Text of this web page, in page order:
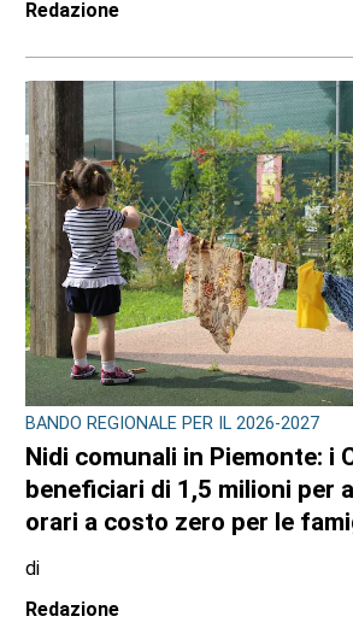
di
Redazione CRP
CONSIGLIO REGIONALE
A Palazzo Lascaris la mostra
Gazzera. Nel regno dei fiori
di
Redazione CRP